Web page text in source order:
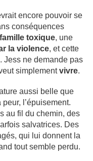
encore pouvoir se
conséquences
famille toxique, une
la violence, et cette
. Jess ne demande pas
simplementvivre.
aussi belle que
l’épuisement.
au fil du chemin, des
salvatrices. Des
qui lui donnent la
tout semble perdu.